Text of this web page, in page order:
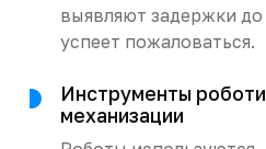
выявляют задержки до
успеет пожаловаться.
Инструменты
механизации